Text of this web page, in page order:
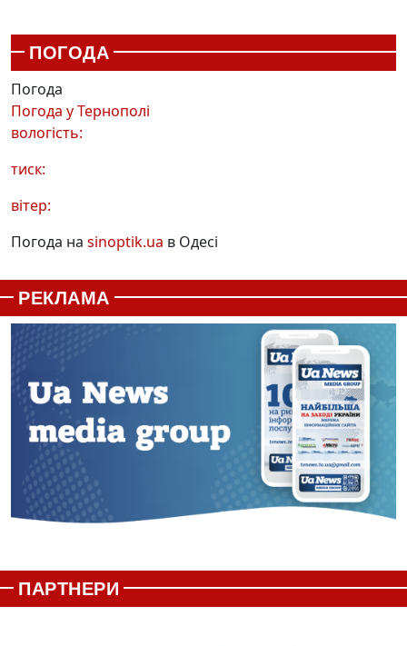
ПОГОДА
Погода
Погода уТернополі
вологість:
тиск:
вітер:
Погода на sinoptik.ua в Одесі
РЕКЛАМА
ПАРТНЕРИ